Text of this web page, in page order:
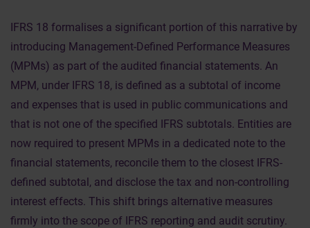
IFRS 18 formalises a significant portion of this narrative by
introducing Management-Defined Performance Measures
(MPMs) as part of the audited financial statements. An
MPM, under IFRS 18, is defined as a subtotal of income
and expenses that is used in public communications and
that is not one of the specified IFRS subtotals. Entities are
now required to present MPMs in a dedicated note to the
financial statements, reconcile them to the closest IFRS-
defined subtotal, and disclose the tax and non-controlling
interest effects. This shift brings alternative measures
firmly into the scope of IFRS reporting and audit scrutiny.